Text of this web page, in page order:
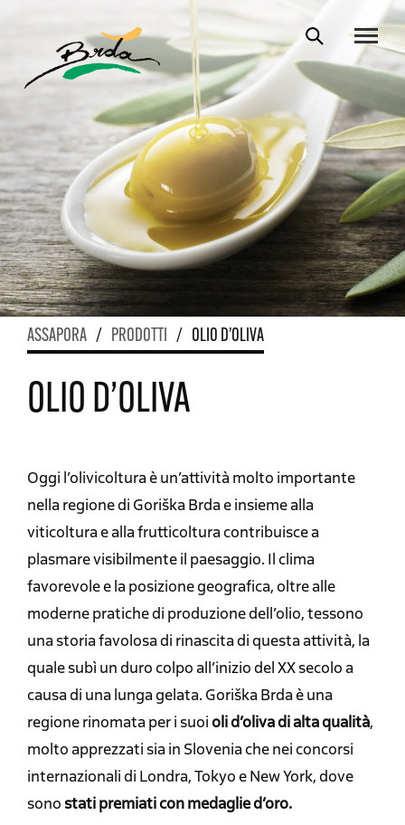
ASSAPORA / PRODOTTI / OLIO D’OLIVA
OLIO D’OLIVA
Oggi l’olivicoltura è un’attività molto importante
nella regione di Goriška Brda e insieme alla
viticoltura e alla frutticoltura contribuisce a
plasmare visibilmente il paesaggio. Il clima
favorevole e la posizione geografica, oltre alle
moderne pratiche di produzione dell’olio, tessono
una storia favolosa di rinascita di questa attività, la
quale subì un duro colpo all’inizio del XX secolo a
causa di una lunga gelata. Goriška Brda è una
regione rinomata per i suoi oli d’oliva di alta qualità,
molto apprezzati sia in Slovenia che nei concorsi
internazionali di Londra, Tokyo e New York, dove
sono stati premiati conmedaglie d’oro.